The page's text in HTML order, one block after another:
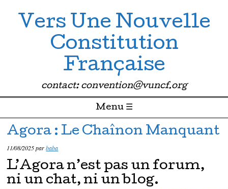
Vers Une Nouvelle
Constitution
Française
contact: convention@vuncf.org
Menu ☰
Passer directement au contenu
Agora : Le Chaînon Manquant
11/08/2025parbaba
L’Agora n’est pas un forum,
ni un chat, ni un blog.